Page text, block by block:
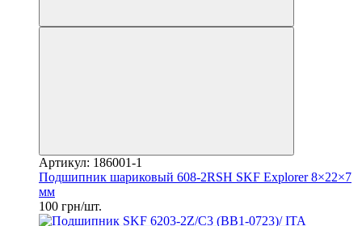
Артикул: 186001-1
Подшипник шариковый 608-2RSH SKF Explorer 8×22×7
мм
100 грн/шт.